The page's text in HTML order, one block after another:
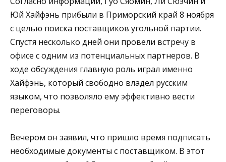
Юй Хайфэнь прибыли в Приморский край 8 ноября
с целью поиска поставщиков угольной партии.
Спустя несколько дней они провели встречу в
офисе с одним из потенциальных партнеров. В
ходе обсуждения главную роль играл именно
Хайфэнь, который свободно владел русским
языком, что позволяло ему эффективно вести
переговоры.
Вечером он заявил, что пришло время подписать
необходимые документы с поставщиком. В этот